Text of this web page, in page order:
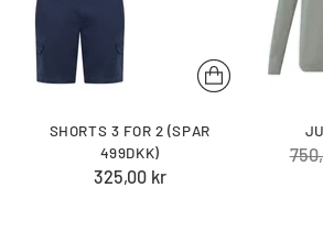
SHORTS 3 FOR 2 (SPAR
499DKK)
325,00 kr